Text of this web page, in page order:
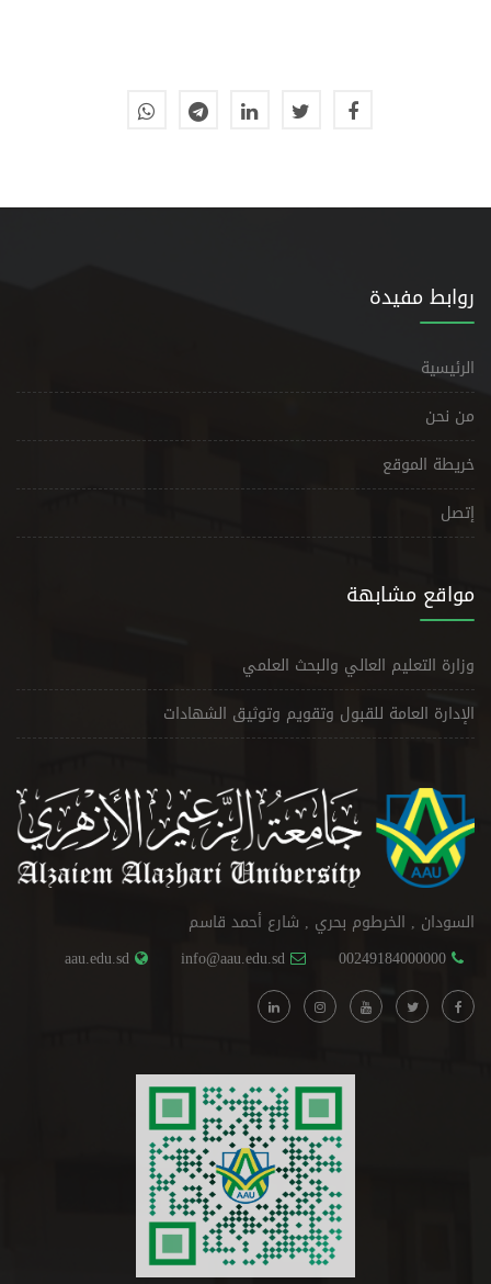
روابط مفيدة
الرئيسية
من نحن
خريطة الموقع
إتصل
مواقع مشابهة
وزارة التعليم العالي والبحث العلمي
الإدارة العامة للقبول وتقويم وتوثيق الشهادات
السودان , الخرطوم بحري , شارع أحمد قاسم
00249184000000
info@aau.edu.sd
aau.edu.sd